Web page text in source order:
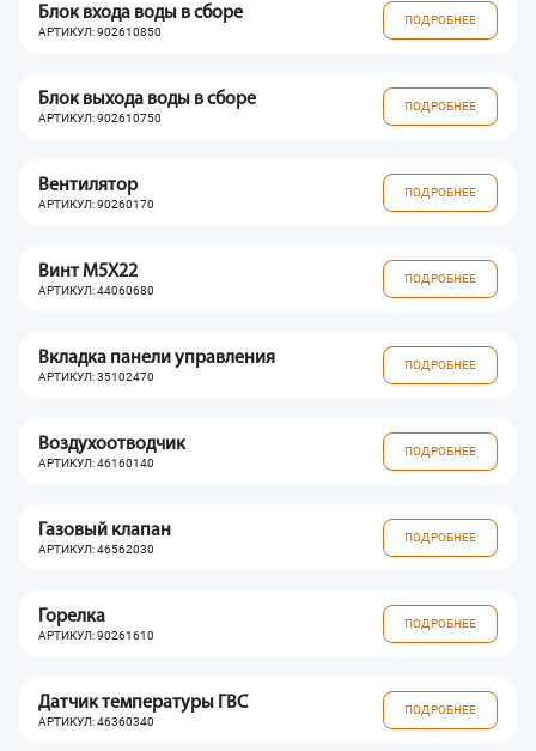
Блок входа воды в сборе
АРТИКУЛ: 902610850
ПОДРОБНЕЕ
Блок выхода воды в сборе
АРТИКУЛ: 902610750
ПОДРОБНЕЕ
Вентилятор
АРТИКУЛ: 90260170
ПОДРОБНЕЕ
Винт M5X22
АРТИКУЛ: 44060680
ПОДРОБНЕЕ
Вкладка панели управления
АРТИКУЛ: 35102470
ПОДРОБНЕЕ
Воздухоотводчик
АРТИКУЛ: 46160140
ПОДРОБНЕЕ
Газовый клапан
АРТИКУЛ: 46562030
ПОДРОБНЕЕ
Горелка
АРТИКУЛ: 90261610
ПОДРОБНЕЕ
Датчик температуры ГВС
АРТИКУЛ: 46360340
ПОДРОБНЕЕ